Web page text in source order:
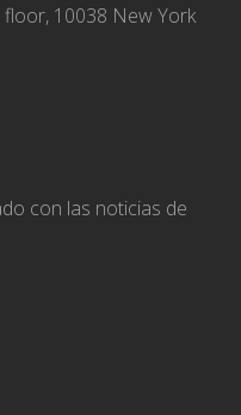
10038 New York
con las noticias de